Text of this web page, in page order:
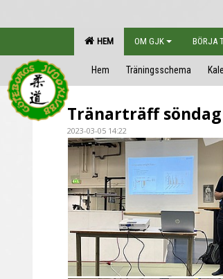
HEM OM GJK BÖRJA
Hem Träningsschema
Tränarträff söndag
2023-03-05 14:22